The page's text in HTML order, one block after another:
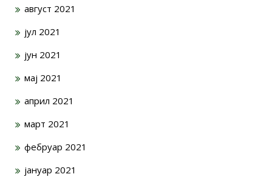
август 2021
јул 2021
јун 2021
мај 2021
април 2021
март 2021
фебруар 2021
јануар 2021